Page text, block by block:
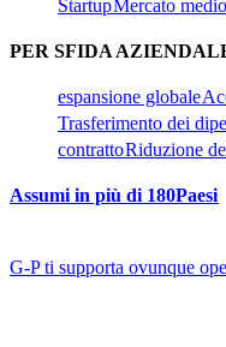
Startup​​Mercato medio​​
PER SFIDA
espansione globale​​
Trasferimento dei
contratto​​Riduzione
Assumi in più di 180Paesi​​
G-P ti supporta ovunque